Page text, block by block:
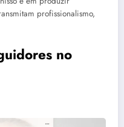
profissionalismo,
no